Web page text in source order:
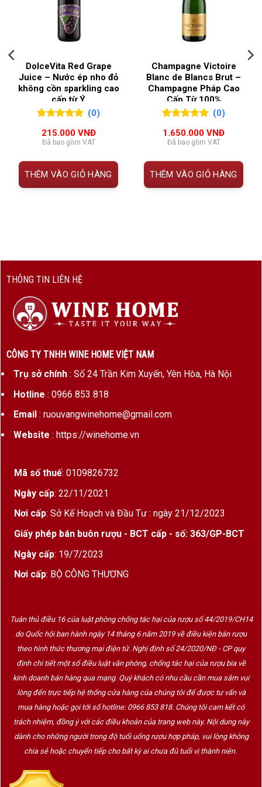
Phong
hiệu
Xuất xứ Veneto, Ý
Dung tích 750ml
Nồng độ
11%
Giống nho
Blend (nho đỏ tuyển chọn như
Pinot Nero, Raboso)
Quy cách
Hương Vị & Đặc Điểm Baglietti No.7 Spumante
Baglietti No.7 Rosé mang hương thơm nổi bật của
dây . Khi thưởng thức, rượu mang lại cảm giác
thanh mát, sảng khoái, cân bằng giữa độ chua
nhẹ và vị ngọt tinh tế. Kết thúc nhẹ nhàng, lưu
bằng phương pháp Charmat –
lên men thứ cấp
trong bồn áp suấtđể giữ lại hương trái cây tươi
tắn và những bọt khí mịn đặc trưng. Những giống
nho đượcthu hoạch thủ công
Kết Hợp Món Ăn cùng Baglietti No.7 Spumante Rose
Rượu vang hồng nổ Baglietti No.7 cực kỳ lý tưởng
cho:
Món khai vị như salad trái cây, sushi, tôm hấp
Hải sản tươi sống (sò điệp, hàu)
Bánh ngọt nhẹ, bánh quy bơ hoặc panna cotta
Thưởng thức riêng trong các buổi tiệc, lễ hội, lễ
NỒNG ĐỘ
QUỐC GIA SẢN XUẤT
VÙNG LÀM RƯỢU Veneto
DolceVita Red Grape
Juice – Nước ép nho đỏ
không cồn sparkling cao
cấp từ Ý
đánh giá
(0)
215.000 VNĐ
Đã bao gồm VAT
THÊM VÀO GIỎ HÀNG
Champagne Victoire
Blanc de Blancs Brut –
Champagne Pháp Cao
Cấp Từ 100%
Chardonnay
đánh giá
(0)
1.650.000 VNĐ
Đã bao gồm VAT
THÊM VÀO GIỎ HÀNG
THÔNG TIN LIÊN HỆ
CÔNG TY TNHH WINE HOME VIỆT NAM
Trụ sở chính: Số 24 Trần Kim Xuyến, Yên Hòa, Hà Nội
Hotline : 0966 853 818
Email : ruouvangwinehome@gmail.com
Website : https://winehome.vn
Mã số thuế: 0109826732
Ngày cấp: 22/11/2021
Nơi cấp: Sở Kế Hoạch và Đầu Tư : ngày 21/12/2023
Giấy phép bán buôn rượu - BCT cấp - số: 363/GP-BCT
Ngày cấp: 19/7/2023
Nơi cấp: BỘ CÔNG THƯƠNG
Tuân thủ điều 16 của luật phòng chống tác hại của rượu số 44/2019/CH14
do Quốc hội ban hành ngày 14 tháng 6 năm 2019 về điều kiện bán rượu
theo hình thức thương mại điện tử. Nghị định số 24/2020/NĐ - CP quy
định chi tiết một số điều luật văn phòng, chống tác hại của rượu bia về
kinh doanh bán hàng qua mạng. Quý khách có nhu cầu cần mua sắm vui
lòng đến trực tiếp hệ thống cửa hàng của chúng tôi để được tư vấn và
mua hàng hoặc gọi tới số hotline: 0966 853 818. Chúng tôi cam kết có
trách nhiệm, đồng ý với các điều khoản của trang web này. Nội dung này
dành cho những người trong độ tuổi uống rượu hợp pháp, vui lòng không
chia sẻ hoặc chuyển tiếp cho bất kỳ ai chưa đủ tuổi vị thành niên.